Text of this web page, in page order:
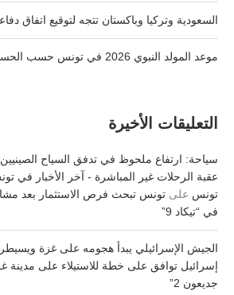
السعودية وتركيا وباكستان تتجه لتوقيع اتفاق
موعد المولد النبوي 2026 في تونس حسب الحسابات الفلكية
التعليقات الأخيرة
سياحة: ارتفاع ملحوظ في تدفق السياح
عقبة الرحلات غير المباشرة - آخر الأخبار في
تونس على تونس تبحث فرص الاستثمار بعد
في “تيكاد 9”
الجيش الإسرائيلي يبدأ هجومه على غزة
إسرائيل توافق على خطة للاستيلاء على
جديعون 2”